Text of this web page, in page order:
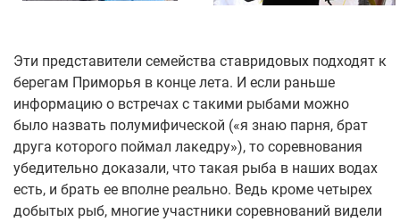
Эти представители семейства ставридовых подходят к
берегам Приморья в конце лета. И если раньше
информацию о встречах с такими рыбами можно
было назвать полумифической («я знаю парня, брат
друга которого поймал лакедру»), то соревнования
убедительно доказали, что такая рыба в наших водах
есть, и брать ее вполне реально. Ведь кроме четырех
добытых рыб, многие участники соревнований видели